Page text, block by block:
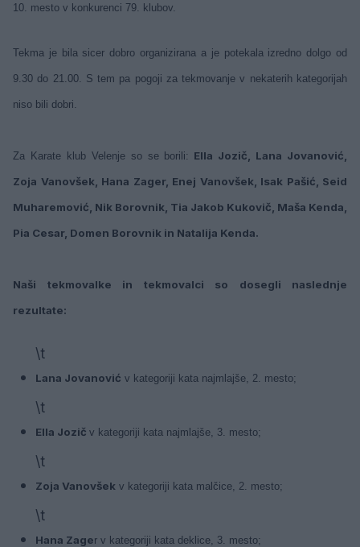
10. mesto v konkurenci 79. klubov.
Tekma je bila sicer dobro organizirana a je potekala izredno dolgo od
9.30 do 21.00. S tem pa pogoji za tekmovanje v nekaterih kategorijah
niso bili dobri.
Za Karate klub Velenje so se borili: Ella Jozič, Lana Jovanović,
Zoja Vanovšek, Hana Zager, Enej Vanovšek, Isak Pašić, Seid
Muharemović, Nik Borovnik, Tia Jakob Kukovič, Maša Kenda,
Pia Cesar, Domen Borovnik in Natalija Kenda.
Naši tekmovalke in tekmovalci so dosegli naslednje
rezultate:
\t
Lana Jovanović v kategoriji kata najmlajše, 2. mesto;
\t
Ella Jozič v kategoriji kata najmlajše, 3. mesto;
\t
Zoja Vanovšek v kategoriji kata malčice, 2. mesto;
\t
Hana Zager v kategoriji kata deklice, 3. mesto;